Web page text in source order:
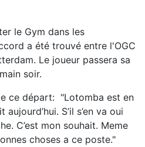
le Gym dans les
a été trouvé entre l'OGC
Le joueur passera sa
soir.
ce départ: "Lotomba est en
S’il s’en va oui
C’est mon souhait. Meme
choses a ce poste."